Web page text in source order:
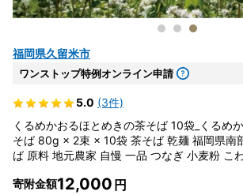
福岡県久留米市
ワンストップ特例オンライン申請
5.0 (3件)
くるめかおるほとめきの茶そば 10袋_くるめ
そば 80g × 2束 × 10袋 茶そば 乾麺 福岡県南
ば 原料 地元農家 自慢 一品 つなぎ 小麦粉 こ
送料無料 〔Bu013〕
寄附金額12,000